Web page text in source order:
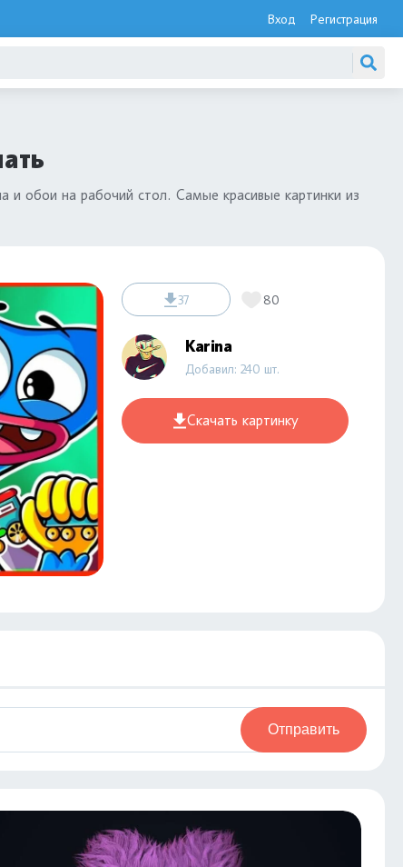
Вход Регистрация
и обои на рабочий стол. Самые красивые картинки из
37 80
Karina
Добавил: 240 шт.
Скачать картинку
Отправить